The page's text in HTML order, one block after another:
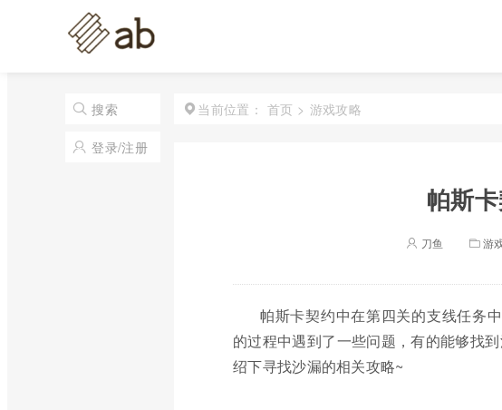
搜索
登录/注册
当前位置： 首页 > 游戏攻略
帕斯
刀鱼 游
帕斯卡契约中在第四关的支线任务
的过程中遇到了一些问题，有的能够找
绍下寻找沙漏的相关攻略~